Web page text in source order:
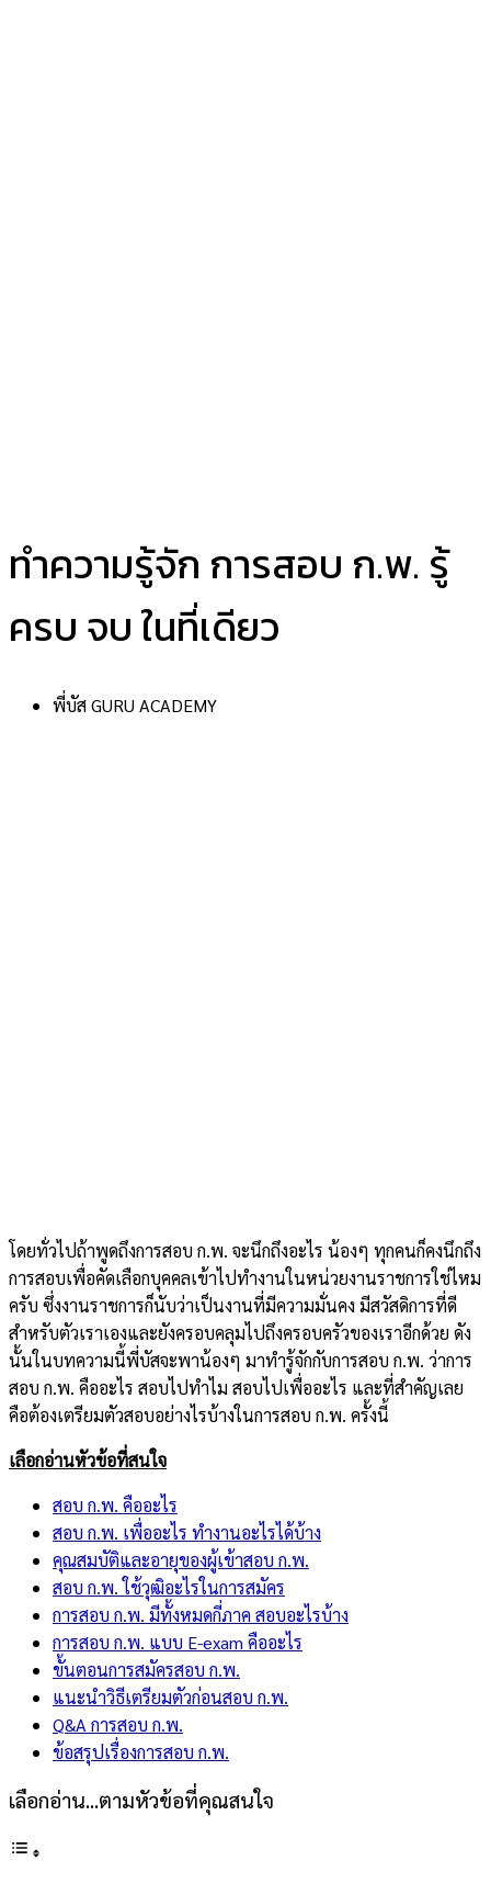
ทำความรู้จัก การสอบ ก.พ. รู้
ครบ จบ ในที่เดียว
พี่บัส GURU ACADEMY
โดยทั่วไปถ้าพูดถึงการสอบ ก.พ. จะนึกถึงอะไร น้องๆ ทุกคนก็คงนึกถึง
การสอบเพื่อคัดเลือกบุคคลเข้าไปทำงานในหน่วยงานราชการใช่ไหม
ครับ ซึ่งงานราชการก็นับว่าเป็นงานที่มีความมั่นคง มีสวัสดิการที่ดี
สำหรับตัวเราเองและยังครอบคลุมไปถึงครอบครัวของเราอีกด้วย ดัง
นั้นในบทความนี้พี่บัสจะพาน้องๆ มาทำรู้จักกับการสอบ ก.พ. ว่าการ
สอบ ก.พ. คืออะไร สอบไปทำไม สอบไปเพื่ออะไร และที่สำคัญเลย
คือต้องเตรียมตัวสอบอย่างไรบ้างในการสอบ ก.พ. ครั้งนี้
เลือกอ่านหัวข้อที่สนใจ
สอบ ก.พ. คืออะไร
สอบ ก.พ. เพื่ออะไร ทํางานอะไรได้บ้าง
คุณสมบัติและอายุของผู้เข้าสอบ ก.พ.
สอบ ก.พ. ใช้วุฒิอะไรในการสมัคร
การสอบ ก.พ. มีทั้งหมดกี่ภาค สอบอะไรบ้าง
การสอบ ก.พ. แบบ E-exam คืออะไร
ขั้นตอนการสมัครสอบ ก.พ.
แนะนำวิธีเตรียมตัวก่อนสอบ ก.พ.
Q&A การสอบ ก.พ.
ข้อสรุปเรื่องการสอบ ก.พ.
เลือกอ่าน...ตามหัวข้อที่คุณสนใจ